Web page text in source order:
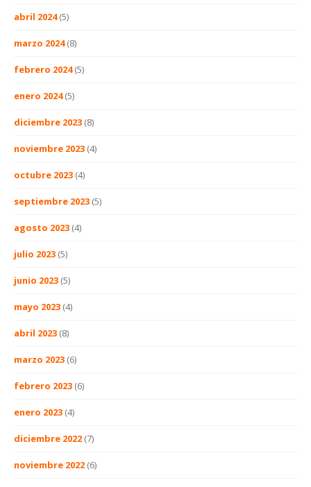
abril 2024(5)
marzo 2024(8)
febrero 2024(5)
enero 2024(5)
diciembre 2023 (8)
noviembre 2023 (4)
octubre 2023 (4)
septiembre 2023 (5)
agosto 2023 (4)
julio 2023 (5)
junio 2023 (5)
mayo 2023 (4)
abril 2023 (8)
marzo 2023 (6)
febrero 2023 (6)
enero 2023 (4)
diciembre 2022 (7)
noviembre 2022 (6)